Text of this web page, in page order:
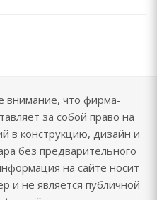
что фирма-
за собой право на
в конструкцию, дизайн и
без предварительного
на сайте носит
и не является публичной